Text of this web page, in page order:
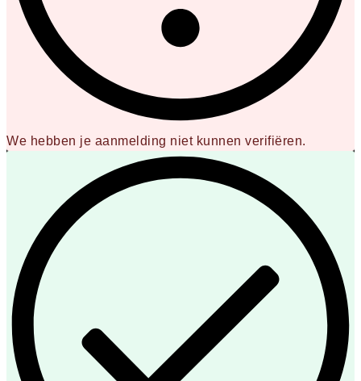
We hebben je aanmelding niet kunnen verifiëren.